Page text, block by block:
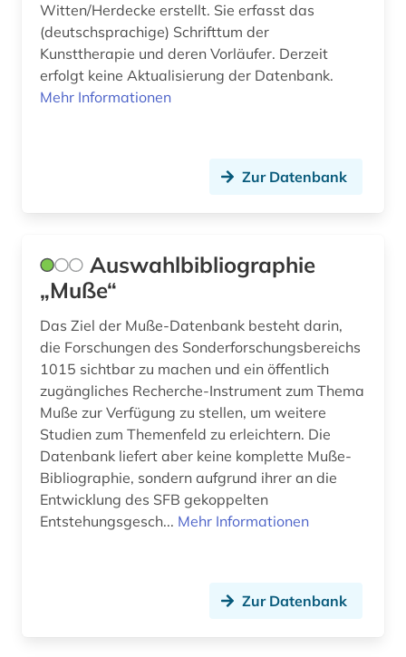
Witten/Herdecke erstellt. Sie erfasst das
(deutschsprachige) Schrifttum der
Kunsttherapie und deren Vorläufer. Derzeit
erfolgt keine Aktualisierung der Datenbank.
Mehr Informationen
Zur Datenbank
Auswahlbibliographie
„Muße“
Das Ziel der Muße-Datenbank besteht darin,
die Forschungen des Sonderforschungsbereichs
1015 sichtbar zu machen und ein öffentlich
zugängliches Recherche-Instrument zum Thema
Muße zur Verfügung zu stellen, um weitere
Studien zum Themenfeld zu erleichtern. Die
Datenbank liefert aber keine komplette Muße-
Bibliographie, sondern aufgrund ihrer an die
Entwicklung des SFB gekoppelten
Entstehungsgesch... Mehr Informationen
Zur Datenbank